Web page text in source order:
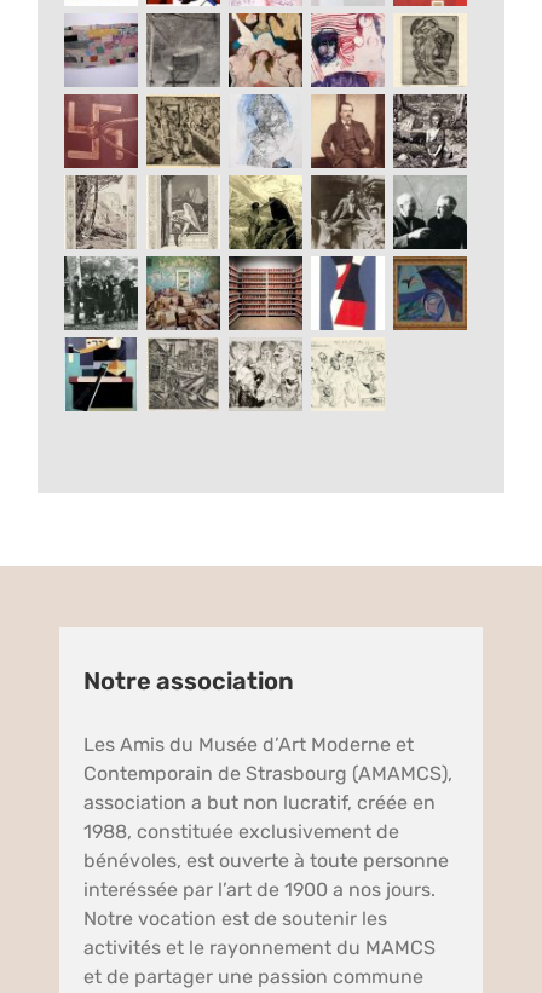
Notre association
Les Amis du Musée d’Art Moderne et
Contemporain de Strasbourg (AMAMCS),
association a but non lucratif, créée en
1988, constituée exclusivement de
bénévoles, est ouverte à toute personne
interéssée par l’art de 1900 a nos jours.
Notre vocation est de soutenir les
activités et le rayonnement du MAMCS
et de partager une passion commune